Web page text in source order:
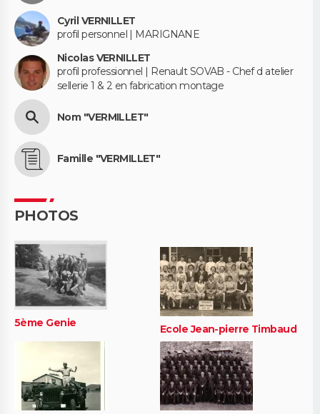
Cyril VERNILLET
profil personnel | MARIGNANE
Nicolas VERNILLET
profil professionnel | Renault SOVAB - Chef d atelier
sellerie 1 & 2 en fabrication montage
Nom "VERMILLET"
Famille "VERMILLET"
PHOTOS
5ème Genie Ecole Jean-pierre Timbaud